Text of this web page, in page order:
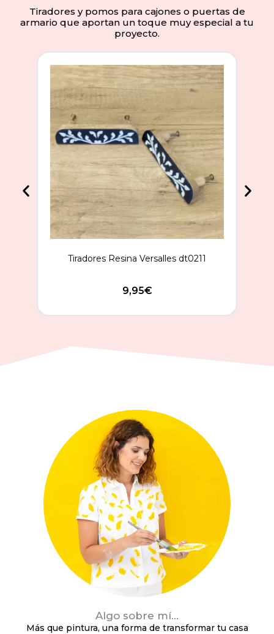
Tiradores y pomos para cajones o puertas de
armario que aportan un toque muy especial a tu
proyecto.
Tiradores Resina Versalles dt0211
9,95€
Algo sobre mí...
Más que pintura, una forma de transformar tu casa